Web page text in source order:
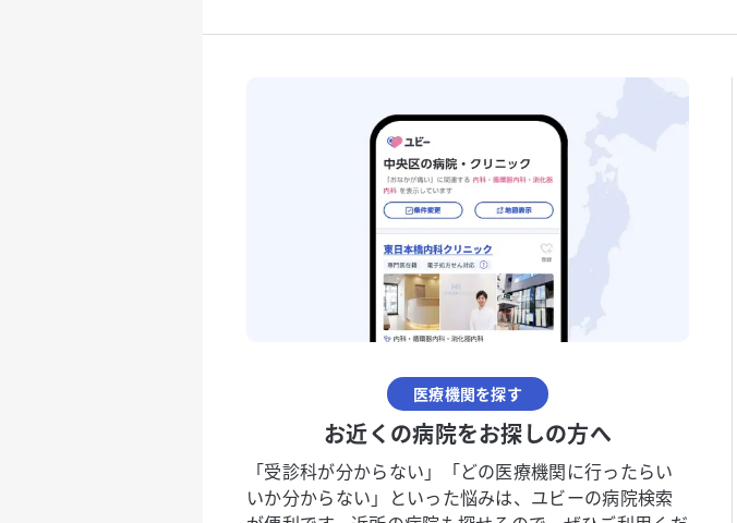
医療機関を探す
お近くの病院をお探しの方へ
「受診科が分からない」「どの医療機関に行ったらい
いか分からない」といった悩みは、ユビーの病院検索